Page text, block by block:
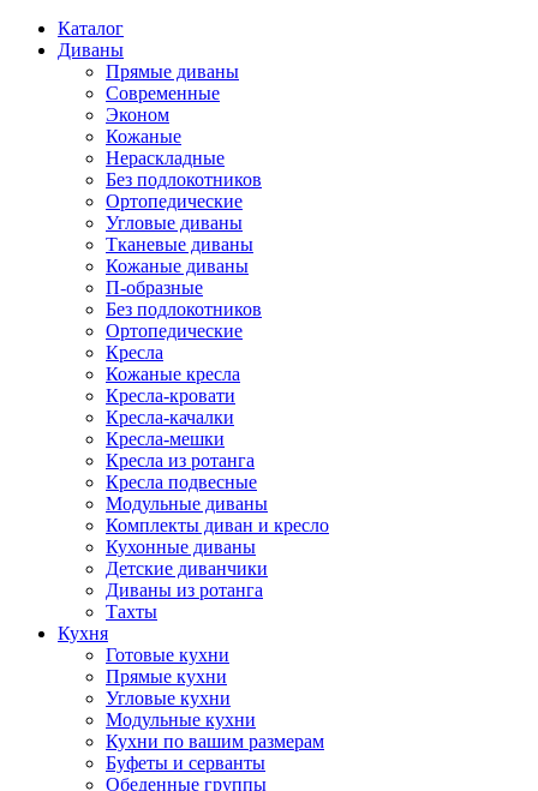
Каталог
Диваны
Прямые диваны
Современные
Эконом
Кожаные
Нераскладные
Без подлокотников
Ортопедические
Угловые диваны
Тканевые диваны
Кожаные диваны
П-образные
Без подлокотников
Ортопедические
Кресла
Кожаные кресла
Кресла-кровати
Кресла-качалки
Кресла-мешки
Кресла из ротанга
Кресла подвесные
Модульные диваны
Комплекты диван и кресло
Кухонные диваны
Детские диванчики
Диваны из ротанга
Тахты
Кухня
Готовые кухни
Прямые кухни
Угловые кухни
Модульные кухни
Кухни по вашим размерам
Буфеты и серванты
Обеденные группы